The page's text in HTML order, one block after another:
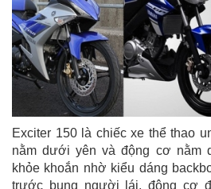
Exciter 150 là chiếc xe thể thao
nằm dưới yên và động cơ nằm
khỏe khoắn nhờ kiểu dáng
trước bụng người lái, động cơ